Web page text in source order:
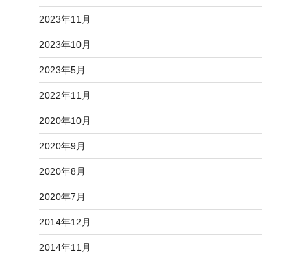
2023年11月
2023年10月
2023年5月
2022年11月
2020年10月
2020年9月
2020年8月
2020年7月
2014年12月
2014年11月